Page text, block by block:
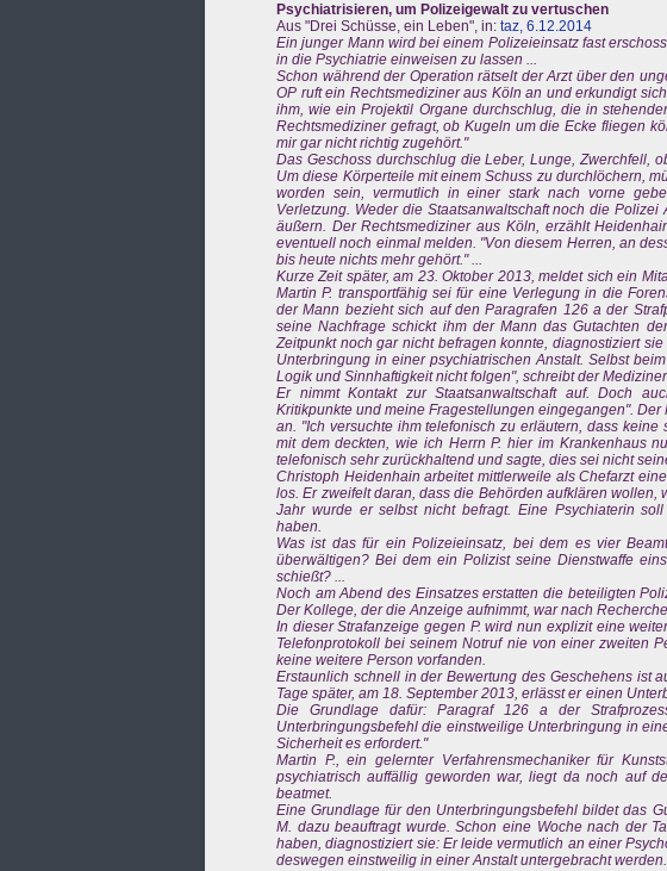
Psychiatrisieren, um Polizeigewalt zu vertuschen
Aus "Drei Schüsse, ein Leben", in: taz, 6.12.2014
Ein junger Mann wird bei einem Polizeieinsatz fast
in die Psychiatrie einweisen zu lassen ...
Schon während der Operation rätselt der Arzt über den
OP ruft ein Rechtsmediziner aus Köln an und erkundigt
ihm, wie ein Projektil Organe durchschlug, die in
Rechtsmediziner gefragt, ob Kugeln um die Ecke fliegen
mir gar nicht richtig zugehört."
Das Geschoss durchschlug die Leber, Lunge, Zwerchfell,
Um diese Körperteile mit einem Schuss zu durchlöchern,
worden sein, vermutlich in einer stark nach vorne
Verletzung. Weder die Staatsanwaltschaft noch die
äußern. Der Rechtsmediziner aus Köln, erzählt
eventuell noch einmal melden. "Von diesem Herren, an
bis heute nichts mehr gehört." ...
Kurze Zeit später, am 23. Oktober 2013, meldet sich ein
Martin P. transportfähig sei für eine Verlegung in die
der Mann bezieht sich auf den Paragrafen 126 a der
seine Nachfrage schickt ihm der Mann das Gutachten
Zeitpunkt noch gar nicht befragen konnte, diagnostiziert
Unterbringung in einer psychiatrischen Anstalt. Selbst
Logik und Sinnhaftigkeit nicht folgen", schreibt der
Er nimmt Kontakt zur Staatsanwaltschaft auf. Doch
Kritikpunkte und meine Fragestellungen eingegangen".
an. "Ich versuchte ihm telefonisch zu erläutern, dass
mit dem deckten, wie ich Herrn P. hier im Krankenhaus
telefonisch sehr zurückhaltend und sagte, dies sei nicht
Christoph Heidenhain arbeitet mittlerweile als Chefarzt
los. Er zweifelt daran, dass die Behörden aufklären wollen,
Jahr wurde er selbst nicht befragt. Eine Psychiaterin
haben.
Was ist das für ein Polizeieinsatz, bei dem es vier
überwältigen? Bei dem ein Polizist seine Dienstwaffe
schießt? ...
Noch am Abend des Einsatzes erstatten die beteiligten
Der Kollege, der die Anzeige aufnimmt, war nach
In dieser Strafanzeige gegen P. wird nun explizit eine
Telefonprotokoll bei seinem Notruf nie von einer zweiten
keine weitere Person vorfanden.
Erstaunlich schnell in der Bewertung des Geschehens ist
Tage später, am 18. September 2013, erlässt er einen
Die Grundlage dafür: Paragraf 126 a der
Unterbringungsbefehl die einstweilige Unterbringung in
Sicherheit es erfordert."
Martin P., ein gelernter Verfahrensmechaniker für
psychiatrisch auffällig geworden war, liegt da noch auf
beatmet.
Eine Grundlage für den Unterbringungsbefehl bildet das
M. dazu beauftragt wurde. Schon eine Woche nach der
haben, diagnostiziert sie: Er leide vermutlich an einer
deswegen einstweilig in einer Anstalt untergebracht werden.